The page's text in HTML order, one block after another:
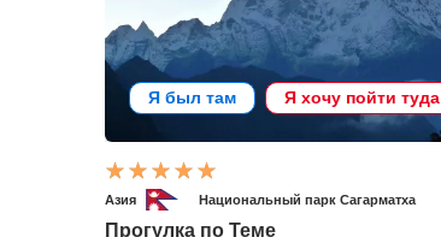
Я был там Я хочу пойти туда
Азия Национальный парк Сагарматха
Прогулка по Теме